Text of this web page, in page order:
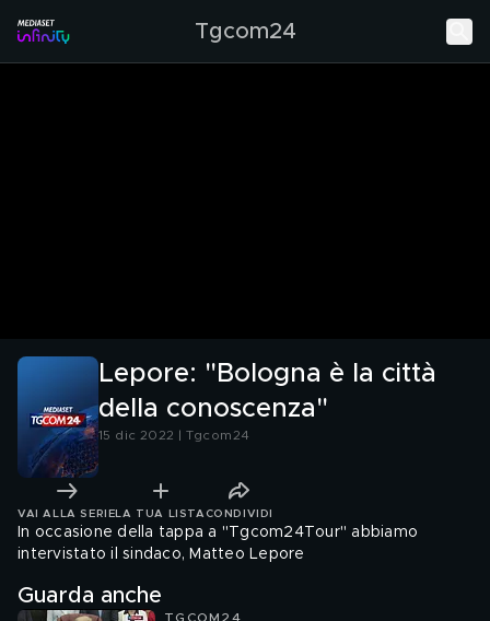
Tgcom24
Lepore: "Bologna è la città
della conoscenza"
15 dic 2022 | Tgcom24
VAI ALLA SERIE LA TUA LISTA CONDIVIDI
In occasione della tappa a "Tgcom24Tour" abbiamo
intervistato il sindaco, Matteo Lepore
Guarda anche
TGCOM24